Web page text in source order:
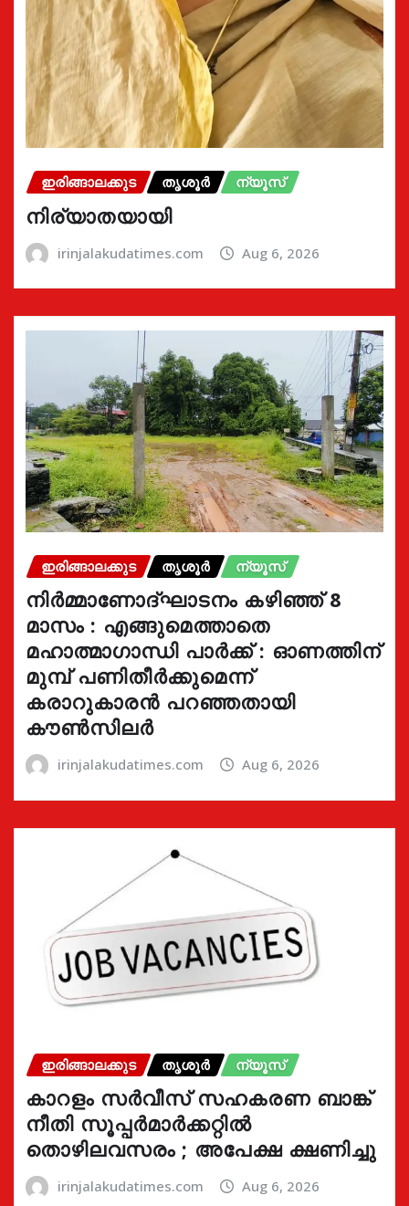
ഇരിങ്ങാലക്കുട തൃശൂർ ന്യൂസ്
നിര്യാതയായി
irinjalakudatimes.com Aug 6, 2026
ഇരിങ്ങാലക്കുട തൃശൂർ ന്യൂസ്
നിർമ്മാണോദ്ഘാടനം കഴിഞ്ഞ് 8
മാസം : എങ്ങുമെത്താതെ
മഹാത്മാഗാന്ധി പാർക്ക് : ഓണത്തിന്
മുമ്പ് പണിതീർക്കുമെന്ന്
കരാറുകാരൻ പറഞ്ഞതായി
കൗൺസിലർ
irinjalakudatimes.com Aug 6, 2026
ഇരിങ്ങാലക്കുട തൃശൂർ ന്യൂസ്
കാറളം സർവീസ് സഹകരണ ബാങ്ക്
നീതി സൂപ്പർമാർക്കറ്റിൽ
തൊഴിലവസരം ; അപേക്ഷ ക്ഷണിച്ചു
irinjalakudatimes.com Aug 6, 2026